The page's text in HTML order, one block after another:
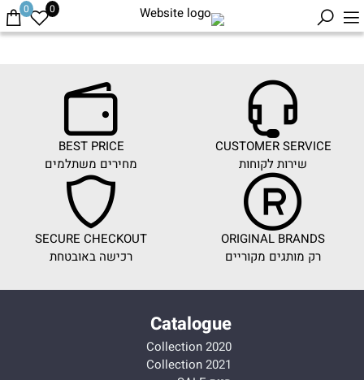
0 0
CUSTOMER SERVICE
שירות לקוחות
BEST PRICE
מחירים משתלמים
ORIGINAL BRANDS
רק מותגים מקוריים
SECURE CHECKOUT
רכישה באובטחת
Catalogue
Collection 2020
Collection 2021